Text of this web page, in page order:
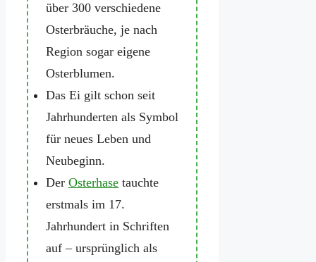
über 300 verschiedene
Osterbräuche, je nach
Region sogar eigene
Osterblumen.
Das Ei gilt schon seit
Jahrhunderten als Symbol
für neues Leben und
Neubeginn.
Der Osterhase tauchte
erstmals im 17.
Jahrhundert in Schriften
auf – ursprünglich als